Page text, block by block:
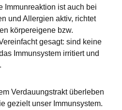
Immunreaktion ist auch bei
und Allergien aktiv, richtet
körpereigene bzw.
gesagt: sind keine
Immunsystem irritiert und
Verdauungstrakt überleben
gezielt unser Immunsystem.